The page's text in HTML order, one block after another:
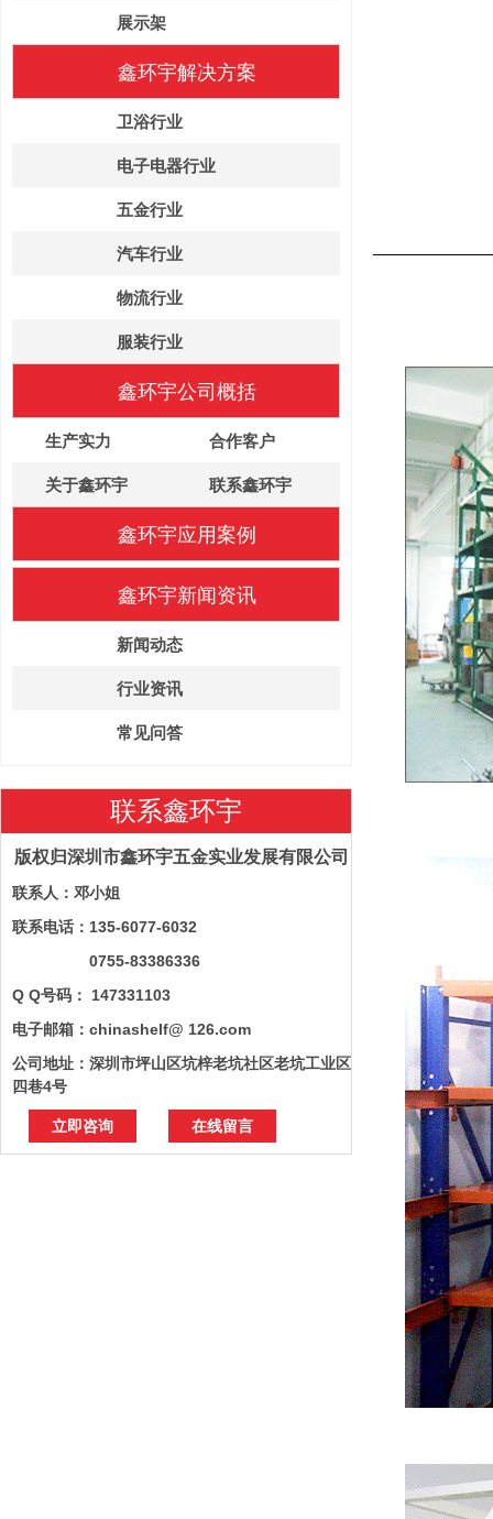
展示架
鑫环宇解决方案
卫浴行业
电子电器行业
五金行业
汽车行业
物流行业
服装行业
鑫环宇公司概括
生产实力 合作客户
关于鑫环宇 联系鑫环宇
鑫环宇应用案例
鑫环宇新闻资讯
新闻动态
行业资讯
常见问答
联系鑫环宇
版权归深圳市鑫环宇五金实业发展有限公司
联系人：邓小姐
联系电话：135-6077-6032
0755-83386336
Q Q号码： 147331103
电子邮箱：chinashelf@ 126.com
公司地址：深圳市坪山区坑梓老坑社区老坑工业区
四巷4号
立即咨询 在线留言